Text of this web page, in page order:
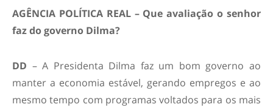
AGÊNCIA POLÍTICA REAL – Que avaliação o senhor
faz do governo Dilma?
DD – A Presidenta Dilma faz um bom governo ao
manter a economia estável, gerando empregos e ao
mesmo tempo com programas voltados para os mais